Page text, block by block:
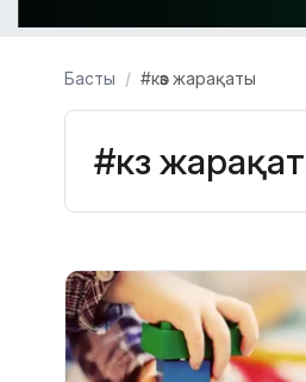
Басты #көз жарақаты
#көз